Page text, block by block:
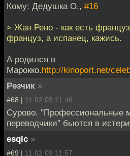
Кому: Дедушка О., #16
> Жан Рено - как есть
француз, а испанец, кажись.
А родился в
Марокко.http://kinoport.net/
Резчик »
#68 | 11.02.09 11:46
Сурово. "Профессиональные
переводчики" бьются в
esqlc »
#69 | 11.02.09 11:57